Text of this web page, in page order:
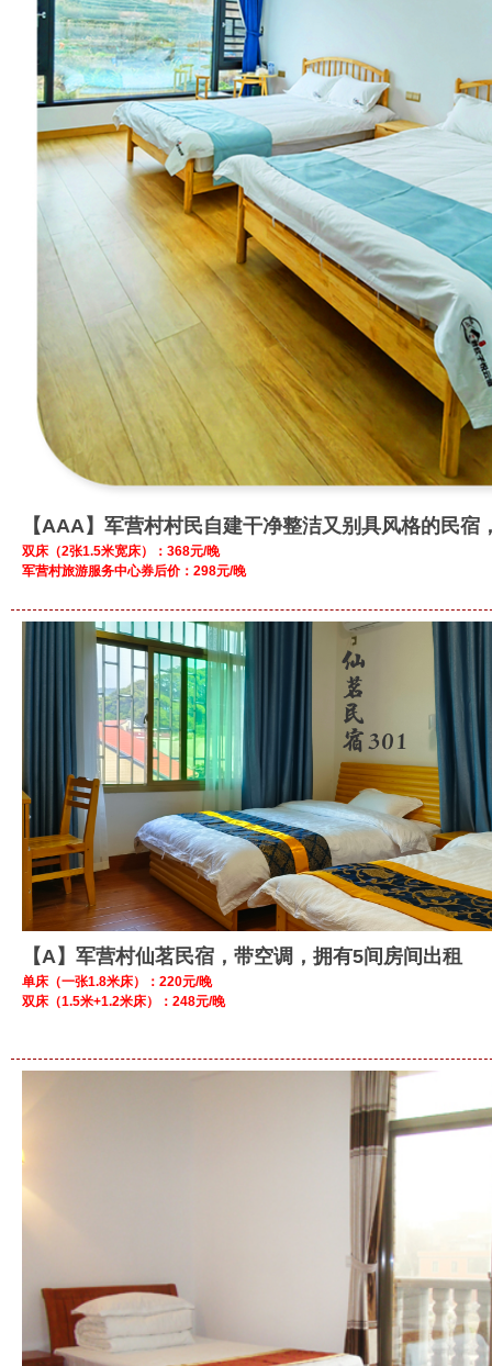
【AAA】军营村村民自建干净整洁又别具风格的民宿
双床（2张1.5米宽床）：368元/晚
军营村旅游服务中心券后价：298元/晚
【A】军营村仙茗民宿，带空调，拥有5间房间出租
单床（一张1.8米床）：220元/晚
双床（1.5米+1.2米床）：248元/晚